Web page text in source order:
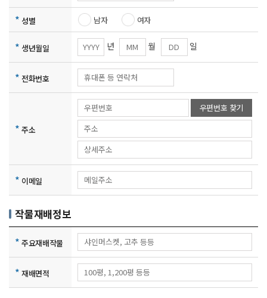
* 성별 남자 여자
* 생년월일 년 월 일
* 전화번호
* 주소
우편번호 찾기
* 이메일
작물재배정보
* 주요재배작물
* 재배면적